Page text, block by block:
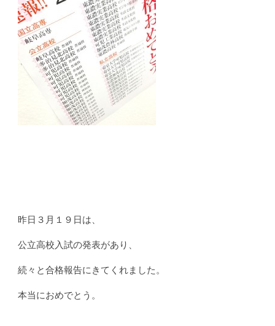
昨日３月１９日は、
公立高校入試の発表があり、
続々と合格報告にきてくれました。
本当におめでとう。